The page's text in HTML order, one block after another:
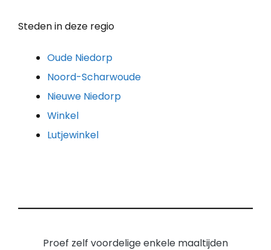
Steden in deze regio
Oude Niedorp
Noord-Scharwoude
Nieuwe Niedorp
Winkel
Lutjewinkel
Proef zelf voordelige enkele maaltijden